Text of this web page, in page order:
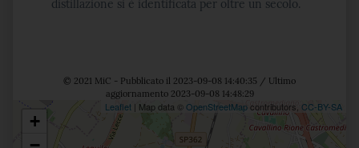
distillazione si è identificata per oltre un secolo.
© 2021 MiC - Pubblicato il 2023-09-08 14:40:35 / Ultimo
aggiornamento 2023-09-08 14:48:29
Posizione
+
Leaflet | Map data © OpenStreetMapcontributors, CC-BY-SA